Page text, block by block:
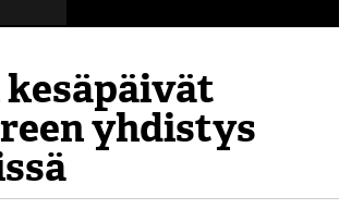
yhdistys